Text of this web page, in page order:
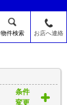
物件検索 お店へ連絡
条件
変更